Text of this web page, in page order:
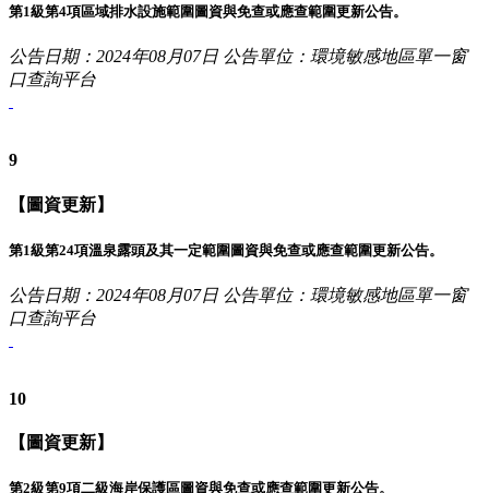
第1級第4項區域排水設施範圍圖資與免查或應查範圍更新公告。
公告日期：2024年08月07日 公告單位：環境敏感地區單一窗
口查詢平台
9
【圖資更新】
第1級第24項溫泉露頭及其一定範圍圖資與免查或應查範圍更新公告。
公告日期：2024年08月07日 公告單位：環境敏感地區單一窗
口查詢平台
10
【圖資更新】
第2級第9項二級海岸保護區圖資與免查或應查範圍更新公告。